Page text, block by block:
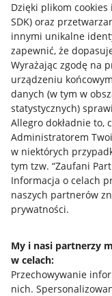
Dzięki plikom
SDK) oraz
innymi unikalne
zapewnić, że
Wyrażając zgodę na
urządzeniu
danych (w tym w
statystycznych)
Allegro dokładnie to,
Administratorem
w niektórych
tym tzw. “Zaufani
Informacja o celach
naszych partnerów
prywatności.
My i nasi partnerzy
w celach:
Przechowywanie
nich.
Przydatne
Jak to działa
Allegro Gadane dla
Allegro Gadane dla